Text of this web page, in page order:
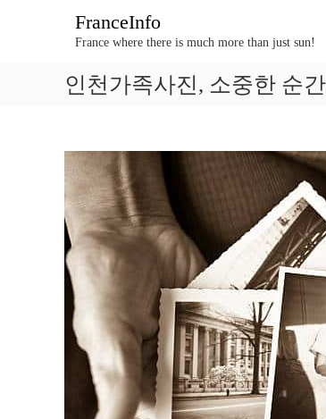
FranceInfo
France where there is much more than just sun!
인천가족사진, 소중한 순